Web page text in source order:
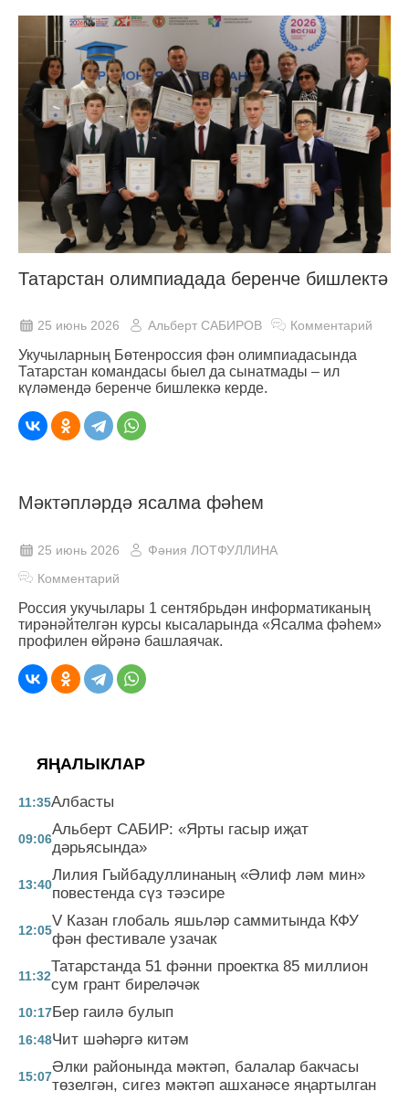
Татарстан олимпиадада беренче бишлектә
25 июнь 2026 Альберт САБИРОВ Комментарий
Укучыларның Бөтенроссия фән олимпиадасында
Татарстан командасы быел да сынатмады – ил
күләмендә беренче бишлеккә керде.
Мәктәпләрдә ясалма фәһем
25 июнь 2026
Фәния ЛОТФУЛЛИНА
Комментарий
Россия укучылары 1 сентябрьдән информатиканың
тирәнәйтелгән курсы кысаларында «Ясалма фәһем»
профилен өйрәнә башлаячак.
ЯҢАЛЫКЛАР
11:35Албасты
09:06
Альберт САБИР: «Ярты гасыр иҗат
дәрьясында»
13:40
Лилия Гыйбадуллинаның «Әлиф ләм мин»
повестенда сүз тәэсире
12:05
V Казан глобаль яшьләр саммитында КФУ
фән фестивале узачак
11:32
Татарстанда 51 фәнни проектка 85 миллион
сум грант биреләчәк
10:17Бер гаилә булып
16:48Чит шәһәргә китәм
15:07
Әлки районында мәктәп, балалар бакчасы
төзелгән, сигез мәктәп ашханәсе яңартылган